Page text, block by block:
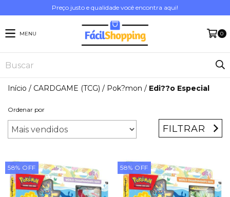
Preço justo e qualidade você encontra aqui!
MENU 0
Início / CARDGAME (TCG) / Pok?mon / Edi??o Especial
Ordenar por
FILTRAR
58% OFF 58% OFF